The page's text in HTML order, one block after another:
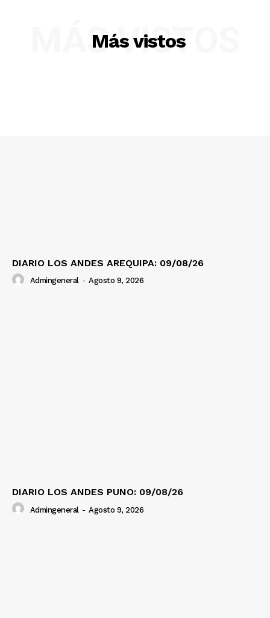
Más vistos
MÁS VISTOS
DIARIO LOS ANDES AREQUIPA: 09/08/26
Admingeneral - Agosto 9, 2026
DIARIO LOS ANDES PUNO: 09/08/26
Admingeneral - Agosto 9, 2026